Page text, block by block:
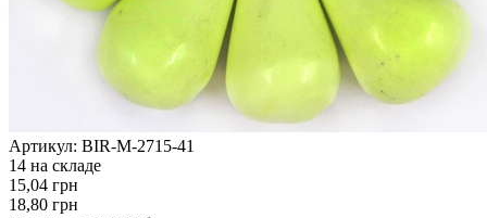
Артикул: BIR-M-2715-41
14 на складе
15,04 грн
18,80 грн